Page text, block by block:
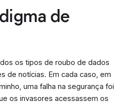
de
os tipos de roubo de dados
de notícias. Em cada caso, em
uma falha na segurança foi
os invasores acessassem os